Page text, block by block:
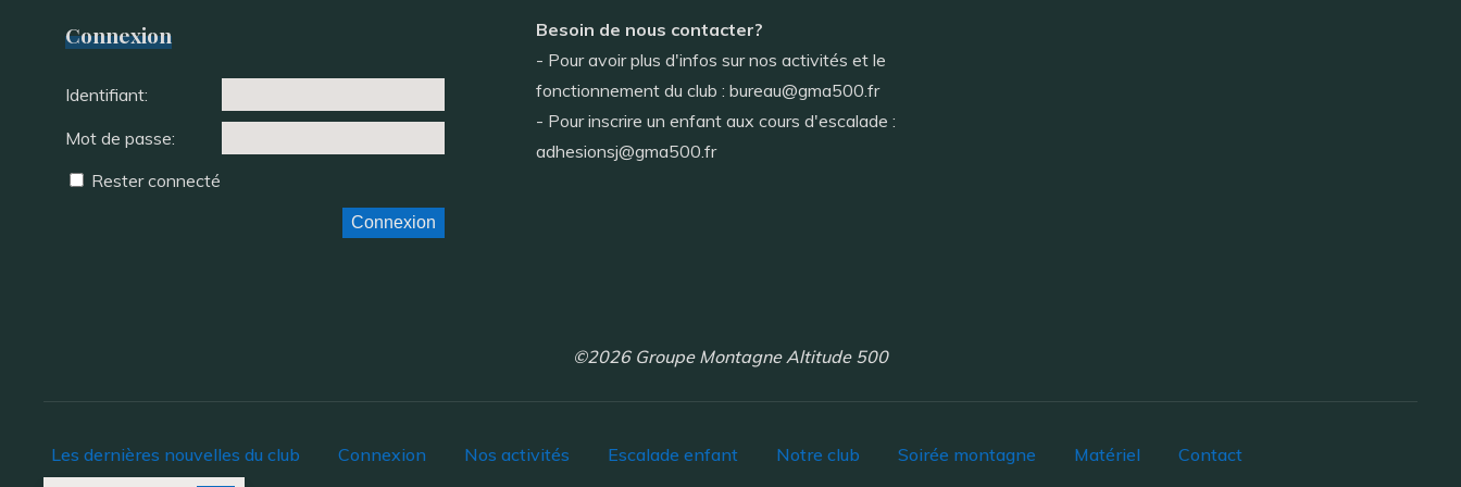
Connexion
Identifiant:
Mot de passe:
Rester connecté
Connexion
Besoin de nous contacter?
- Pour avoir plus d'infos sur nos activités et le
fonctionnement du club : bureau@gma500.fr
- Pour inscrire un enfant aux cours d'escalade :
adhesionsj@gma500.fr
©2026 Groupe Montagne Altitude 500
Les dernières nouvelles du club Connexion Nos activités Escalade enfant Notre club Soirée montagne Matériel Contact